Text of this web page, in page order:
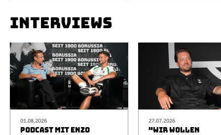
INTERVIEWS
01.08.2026
PODCAST MIT ENZO
27.07.2026
"WIR WOLLEN